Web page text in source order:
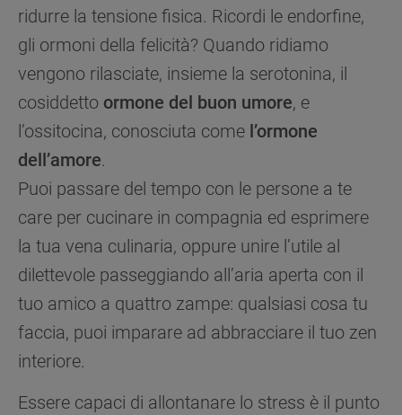
ridurre la tensione fisica. Ricordi le endorfine,
gli ormoni della felicità? Quando ridiamo
vengono rilasciate, insieme la serotonina, il
cosiddetto ormone del buon umore, e
l’ossitocina, conosciuta come l’ormone
dell’amore.
Puoi passare del tempo con le persone a te
care per cucinare in compagnia ed esprimere
la tua vena culinaria, oppure unire l’utile al
dilettevole passeggiando all’aria aperta con il
tuo amico a quattro zampe: qualsiasi cosa tu
faccia, puoi imparare ad abbracciare il tuo zen
interiore.
Essere capaci di allontanare lo stress è il punto